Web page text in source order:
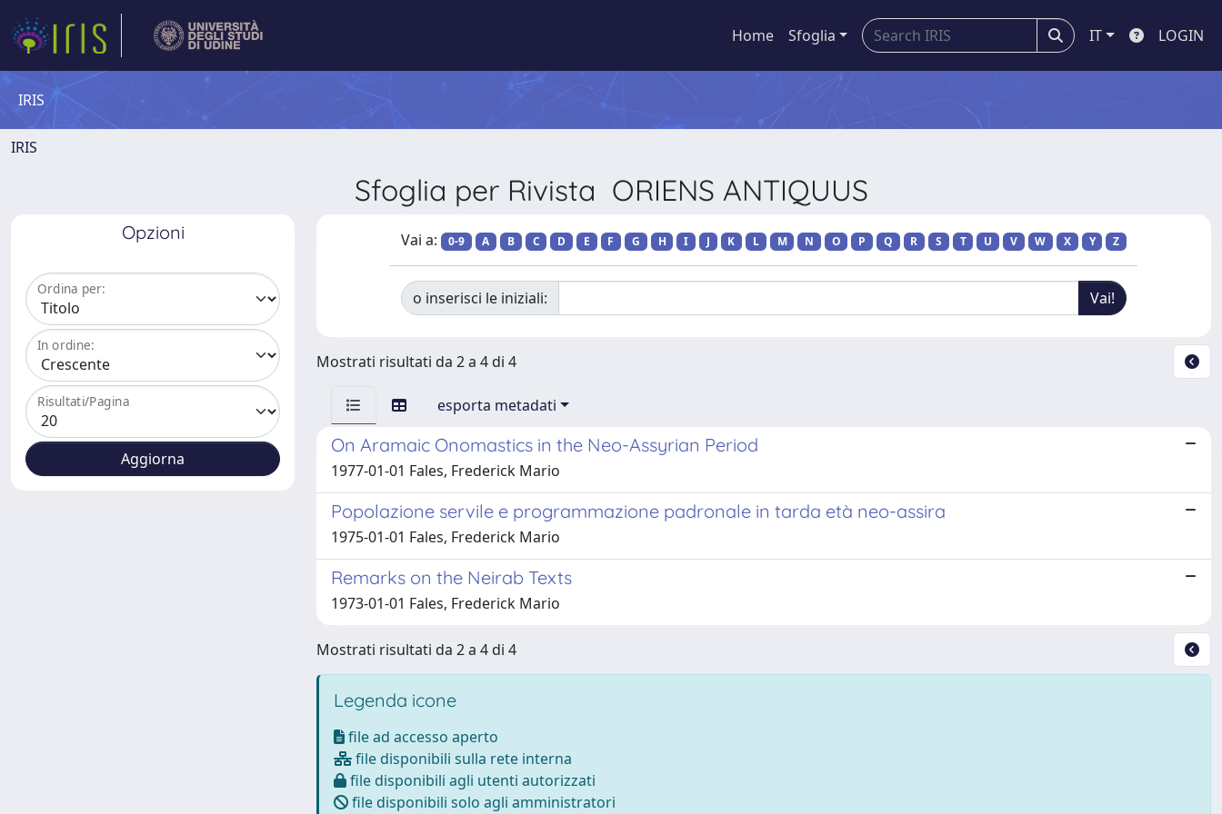
Home Sfoglia IT LOGIN
IRIS
IRIS
Sfoglia per Rivista ORIENS ANTIQUUS
Opzioni
Ordina per:
In ordine:
Risultati/Pagina
Vai a: 0-9 A B C D E F G H I J K L M N O P Q R S T U V W X Y Z
o inserisci le iniziali:
Mostrati risultati da 2 a 4 di 4
esporta metadati
On Aramaic Onomastics in the Neo-Assyrian Period
1977-01-01 Fales, Frederick Mario
Popolazione servile e programmazione padronale in tarda età neo-assira
1975-01-01 Fales, Frederick Mario
Remarks on the Neirab Texts
1973-01-01 Fales, Frederick Mario
Mostrati risultati da 2 a 4 di 4
Legenda icone
file ad accesso aperto
file disponibili sulla rete interna
file disponibili agli utenti autorizzati
file disponibili solo agli amministratori